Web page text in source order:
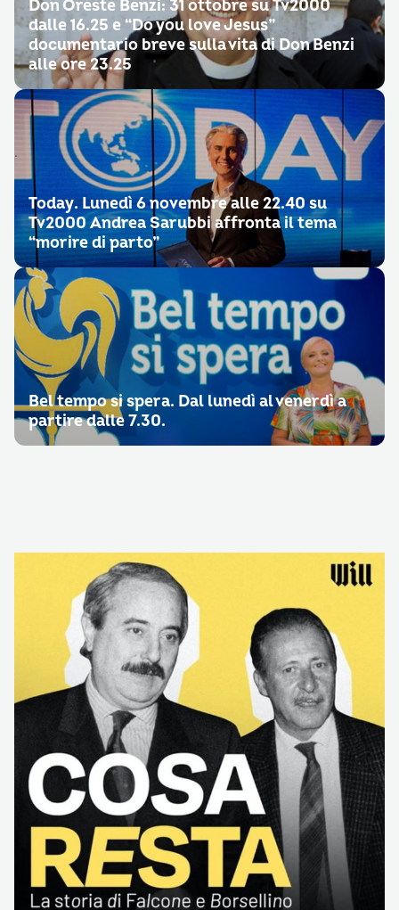
Don Oreste Benzi: 31 ottobre su Tv2000
dalle 16.25 e “Do you love Jesus”
documentario breve sulla vita di Don Benzi
alle ore 23.25
Today. Lunedì 6 novembre alle 22.40 su
Tv2000 Andrea Sarubbi affronta il tema
“morire di parto”
Bel tempo si spera. Dal lunedì al venerdì a
partire dalle 7.30.